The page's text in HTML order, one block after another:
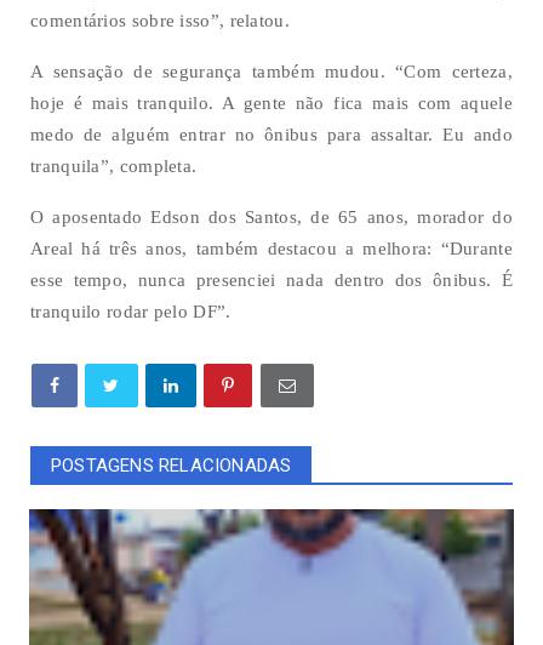
comentários sobre isso”, relatou.
A sensação de segurança também mudou. “Com certeza,
hoje é mais tranquilo. A gente não fica mais com aquele
medo de alguém entrar no ônibus para assaltar. Eu ando
tranquila”, completa.
O aposentado Edson dos Santos, de 65 anos, morador do
Areal há três anos, também destacou a melhora: “Durante
esse tempo, nunca presenciei nada dentro dos ônibus. É
tranquilo rodar pelo DF”.
POSTAGENS RELACIONADAS